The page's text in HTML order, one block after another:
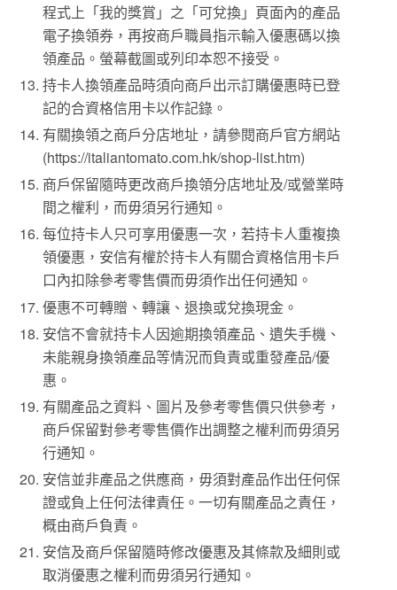
程式上「我的獎賞」之「可兌換」頁面內的產品
電子換領券，再按商戶職員指示輸入優惠碼以換
領產品。螢幕截圖或列印本恕不接受。
持卡人換領產品時須向商戶出示訂購優惠時已登
記的合資格信用卡以作記錄。
有關換領之商戶分店地址，請參閱商戶官方網站
(https://italiantomato.com.hk/shop-list.htm)
商戶保留隨時更改商戶換領分店地址及/或營業時
間之權利，而毋須另行通知。
每位持卡人只可享用優惠一次，若持卡人重複換
領優惠，安信有權於持卡人有關合資格信用卡戶
口內扣除參考零售價而毋須作出任何通知。
優惠不可轉贈、轉讓、退換或兌換現金。
安信不會就持卡人因逾期換領產品、遺失手機、
未能親身換領產品等情況而負責或重發產品/優
惠。
有關產品之資料、圖片及參考零售價只供參考，
商戶保留對參考零售價作出調整之權利而毋須另
行通知。
安信並非產品之供應商，毋須對產品作出任何保
證或負上任何法律責任。一切有關產品之責任，
概由商戶負責。
安信及商戶保留隨時修改優惠及其條款及細則或
取消優惠之權利而毋須另行通知。